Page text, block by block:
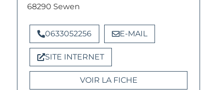
68290 Sewen
0633052256 E-MAIL
SITE INTERNET
VOIR LA FICHE